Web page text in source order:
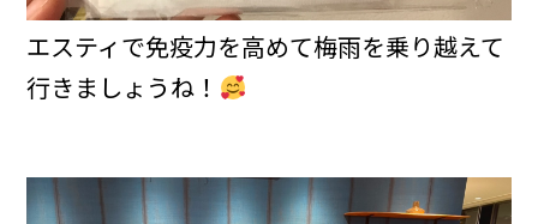
エスティで免疫力を高めて梅雨を乗り越えて
行きましょうね！